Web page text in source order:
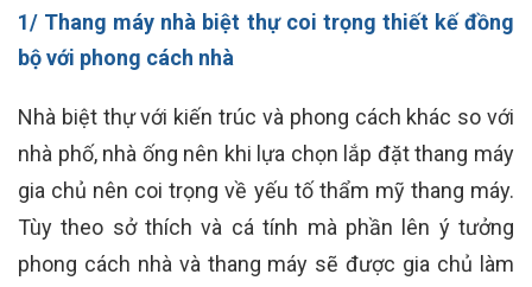
1/ Thang máy nhà biệt thự coi trọng thiết kế đồng
bộ với phong cách nhà
Nhà biệt thự với kiến trúc và phong cách khác so với
nhà phố, nhà ống nên khi lựa chọn lắp đặt thang máy
gia chủ nên coi trọng về yếu tố thẩm mỹ thang máy.
Tùy theo sở thích và cá tính mà phần lên ý tưởng
phong cách nhà và thang máy sẽ được gia chủ làm